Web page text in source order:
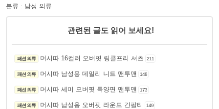
분류 : 남성 의류
관련된 글도 읽어 보세요!
패션 의류 머시따 16컬러 오버핏 링클프리 셔츠 211
패션 의류 머시따 남성용 데일리 니트 맨투맨 148
패션 의류 머시따 세미 오버핏 특양면 맨투맨 173
패션 의류 머시따 남성용 오버핏 라운드 긴팔티 149